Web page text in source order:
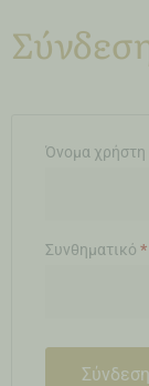
Όνομα χρήστη
Συνθηματικό *
Σύνδεση